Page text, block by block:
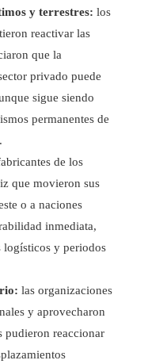
y terrestres: los
reactivar las
que la
privado puede
sigue siendo
permanentes de
de los
que movieron sus
o a naciones
inmediata,
logísticos y periodos
las organizaciones
y aprovecharon
pudieron reaccionar